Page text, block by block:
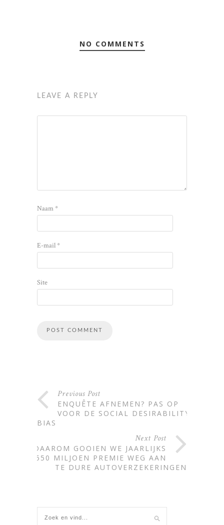
NO COMMENTS
LEAVE A REPLY
Naam*
E-mail*
Site
Previous Post
ENQUÊTE AFNEMEN? PAS OP
VOOR DE SOCIAL DESIRABILITY
BIAS
Next Post
DAAROM GOOIEN WE JAARLIJKS
€550 MILJOEN PREMIE WEG AAN
TE DURE AUTOVERZEKERINGEN